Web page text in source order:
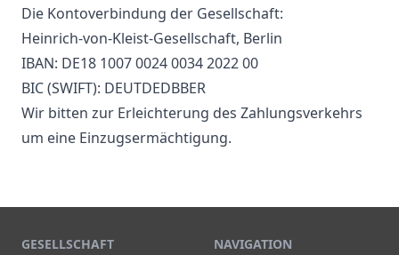
Die Kontoverbindung der Gesellschaft:
Heinrich-von-Kleist-Gesellschaft, Berlin
IBAN: DE18 1007 0024 0034 2022 00
BIC (SWIFT): DEUTDEDBBER
Wir bitten zur Erleichterung des Zahlungsverkehrs
um eine Einzugsermächtigung.
GESELLSCHAFT NAVIGATION